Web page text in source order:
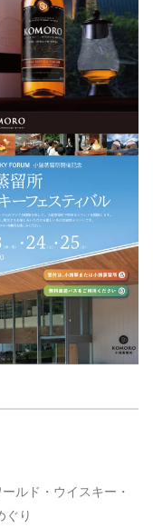
ルド・ウイスキー・
ぐり